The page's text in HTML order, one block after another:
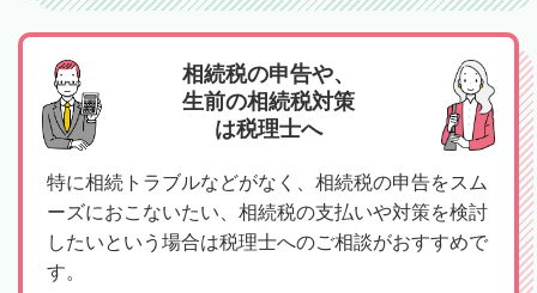
相続税の申告や、
生前の相続税対策
は税理士へ
特に相続トラブルなどがなく、相続税の申告をスム
ーズにおこないたい、相続税の支払いや対策を検討
したいという場合は税理士へのご相談がおすすめで
す。